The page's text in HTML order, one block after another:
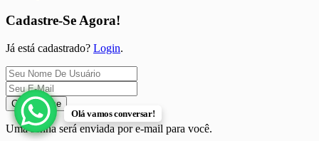
Olá vamos conversar!
Cadastre-Se Agora!
Já está cadastrado? Login.
Cadastre-se
Uma senha será enviada por e-mail para você.